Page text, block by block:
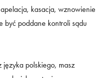
kasacja, wznowienie
być poddane kontroli sądu
języka polskiego, masz